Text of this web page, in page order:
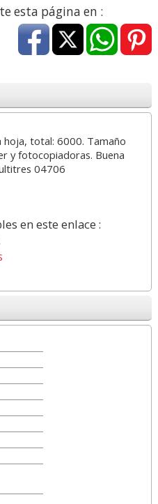
esta página en :
total: 6000. Tamaño
y fotocopiadoras. Buena
04706
en este enlace :
45,82 con Iva
Goma de borrar